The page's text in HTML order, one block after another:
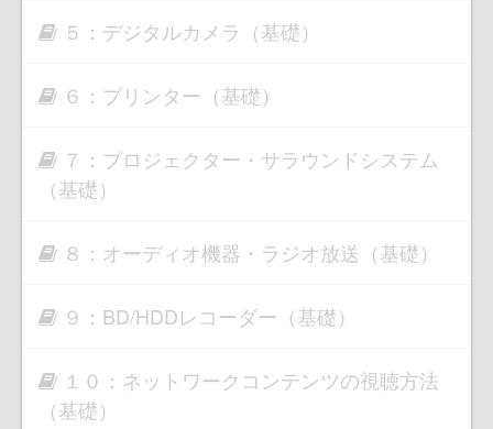
５：デジタルカメラ（基礎）
６：プリンター（基礎）
７：プロジェクター・サラウンドシステム
（基礎）
８：オーディオ機器・ラジオ放送（基礎）
９：BD/HDDレコーダー（基礎）
１０：ネットワークコンテンツの視聴方法
（基礎）